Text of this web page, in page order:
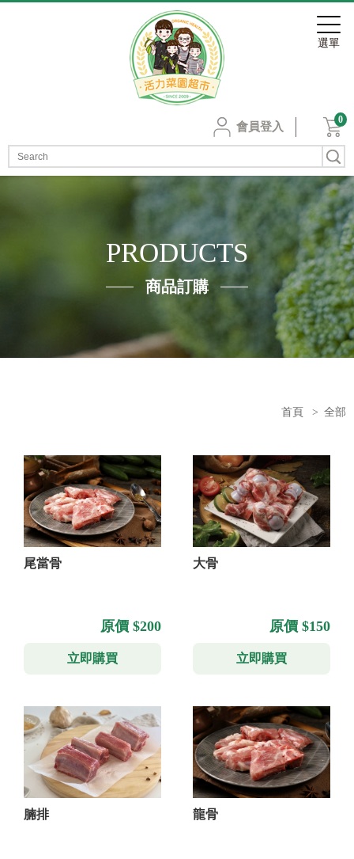
會員登入
0
PRODUCTS
商品訂購
首頁 > 全部
尾當骨
原價 $200
立即購買
大骨
原價 $150
立即購買
腩排 龍骨